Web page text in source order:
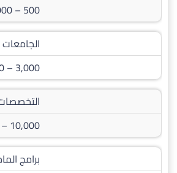
500 – 2,000 دولار
3,000 – 12,000 دولار
10,000 – 25,000 دولار
برامج